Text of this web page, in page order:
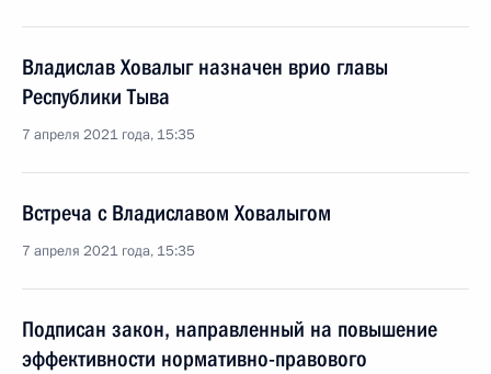
Владислав Ховалыг назначен врио главы
Республики Тыва
7 апреля 2021 года, 15:35
Встреча с Владиславом Ховалыгом
7 апреля 2021 года, 15:35
Подписан закон, направленный на повышение
эффективности нормативно-правового